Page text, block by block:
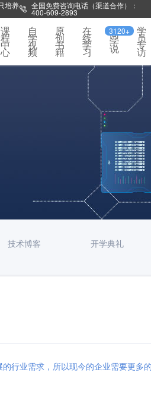
培养 全国免费咨询电话（渠道合作）：
400-609-2893
课
程
中
心
自
学
视
频
原
创
书
籍
在
线
学
习
同
学
说
3120+ 学
员
专
访
技术博客 开学典礼
行业需求，所以现今的企业需要更多